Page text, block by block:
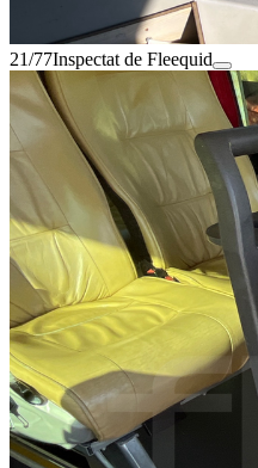
21/77Inspectat de Fleequid